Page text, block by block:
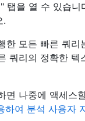
탭을 열 수 있습
.
한 모든 빠른 쿼
쿼리의 정확한
면 나중에 액세스
하여 분석 사용자